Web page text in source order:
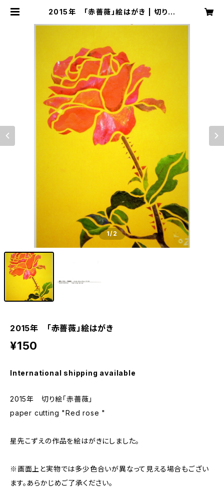
2015年 「赤薔薇」絵はがき | 切り絵
1/2
2015年 「赤薔薇」絵はがき
¥150
International shipping available
2015年 切り絵「赤薔薇」
paper cutting "Red rose "
星先こずえの作品を絵はがきにしました。
※画面上と実物では多少色合いが異なって見える場合もござい
ます。あらかじめご了承ください。